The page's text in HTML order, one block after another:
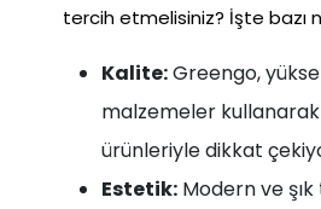
tercih etmelisiniz? İşte bazı
Kalite:Greengo,
malzemeler
ürünleriyle dikkat
Estetik: Modern ve